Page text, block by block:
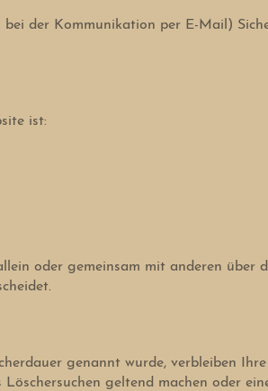
der Kommunikation per E-Mail)
ist:
oder gemeinsam mit anderen
genannt wurde, verbleiben
geltend machen oder